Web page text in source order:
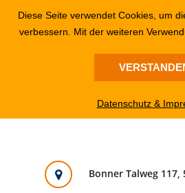
Bonner Talweg 117,
Diese Seite verwendet Cookies, um
verbessern. Mit der weiteren
Datenschutz &